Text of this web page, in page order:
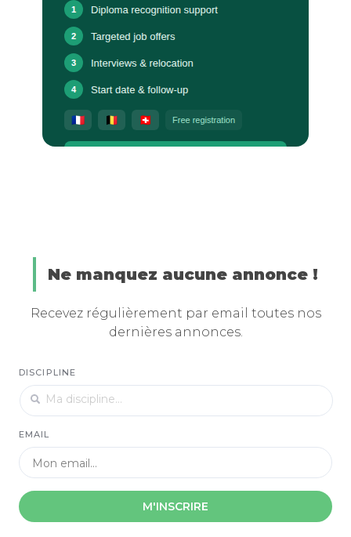
Ne manquez aucune annonce !
Recevez régulièrement par email toutes nos
dernières annonces.
DISCIPLINE
EMAIL
M'INSCRIRE